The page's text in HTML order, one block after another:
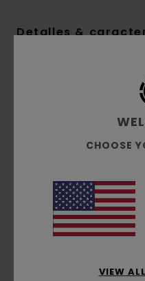
Detalles &
hilado con rotor
Corte:ajuste
Cuello:Cuello
Marca:estampado
La apariencia del
CHOOSE
VIEW